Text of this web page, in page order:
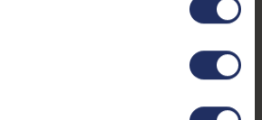
, Neigbar,
, Schwenkbar